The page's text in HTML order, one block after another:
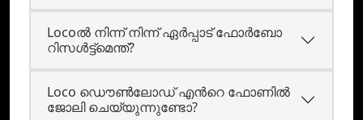
Locoല്‍ നിന്ന്‍ നിന്ന്‍ ഏര്‍പ്പാട്‌ ഫോര്‍ബോ
റിസള്‍ട്ട്‌മെന്ത്?
Loco ഡൌണ്‍ലോഡ്‌ എന്‍റെ ഫോണില്‍
ജോലി ചെയ്യുന്നുണ്ടോ?